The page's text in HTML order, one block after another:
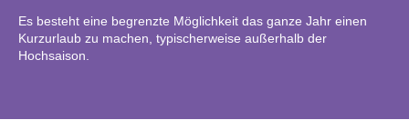
Es besteht eine begrenzte Möglichkeit das ganze Jahr einen
Kurzurlaub zu machen, typischerweise außerhalb der
Hochsaison.